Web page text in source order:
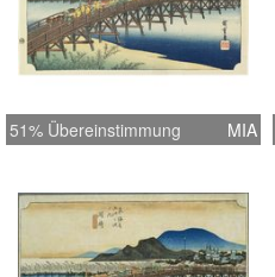
51% Übereinstimmung MIA